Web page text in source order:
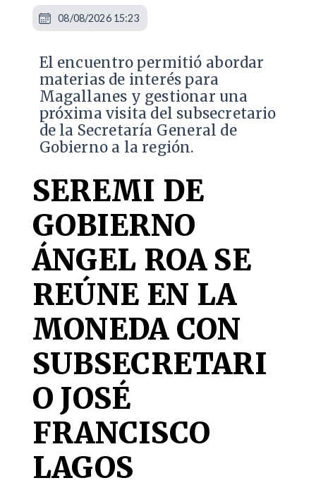
El encuentro permitió abordar
materias de interés para
Magallanes y gestionar una
próxima visita del subsecretario
de la Secretaría General de
Gobierno a la región.
SEREMI DE
GOBIERNO
ÁNGEL ROA SE
REÚNE EN LA
MONEDA CON
SUBSECRETARI
O JOSÉ
FRANCISCO
LAGOS
08/08/2026 15:23